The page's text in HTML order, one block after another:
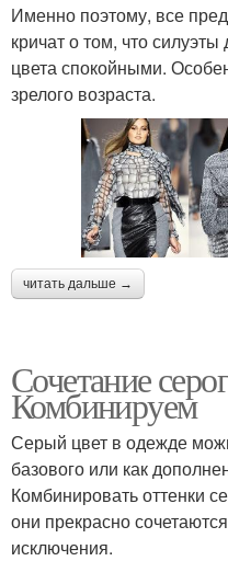
Именно поэтому, все
кричат о том, что
цвета спокойными.
зрелого возраста.
читать дальше →
Сочетание
Комбинируем
Серый цвет в одежде
базового или как
Комбинировать оттенки
они прекрасно
исключения.